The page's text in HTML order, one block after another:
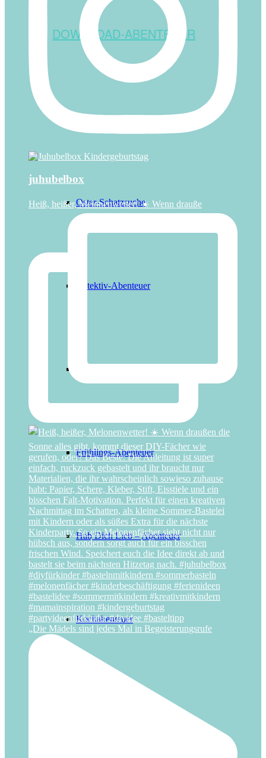
DOWNLOAD-ABENTEUER
Die Hasen-Prüfung
Oster-Schatzsuche
Detektiv-Abenteuer
Frühlings-Abenteuer
Hab Dich Lieb – Abenteuer
Kochabenteuer
juhubelbox
Heiß, heißer, Melonenwetter! ☀️ Wenn drauße
„Die Mädels sind jedes Mal in Begeisterungsrufe